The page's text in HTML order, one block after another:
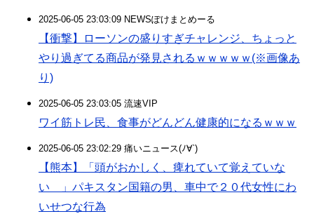
2025-06-05 23:03:09 NEWSぽけまとめーる
【衝撃】ローソンの盛りすぎチャレンジ、ちょっと
やり過ぎてる商品が発見されるｗｗｗｗｗ(※画像あ
り)
2025-06-05 23:03:05 流速VIP
ワイ筋トレ民、食事がどんどん健康的になるｗｗｗ
2025-06-05 23:02:29 痛いニュース(ﾉ∀`)
【熊本】「頭がおかしく、痺れていて覚えていな
い 」パキスタン国籍の男、車中で２０代女性にわ
いせつな行為